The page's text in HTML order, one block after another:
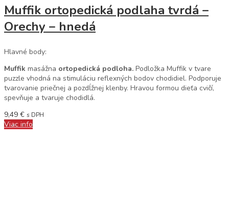
Muffik ortopedická podlaha tvrdá –
Orechy – hnedá
Hlavné body:
Muffik masážna ortopedická podloha. Podložka Muffik v tvare
puzzle vhodná na stimuláciu reflexných bodov chodidiel. Podporuje
tvarovanie priečnej a pozdĺžnej klenby. Hravou formou dieťa cvičí,
spevňuje a tvaruje chodidlá.
9,49 € s DPH
Viac info